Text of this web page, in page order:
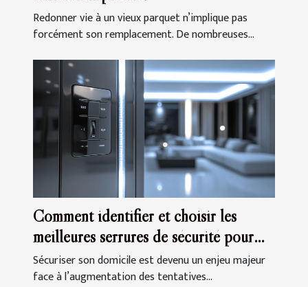
Redonner vie à un vieux parquet n’implique pas
forcément son remplacement. De nombreuses...
Comment identifier et choisir les
meilleures serrures de sécurité pour
votre domicile
Sécuriser son domicile est devenu un enjeu majeur
face à l’augmentation des tentatives...